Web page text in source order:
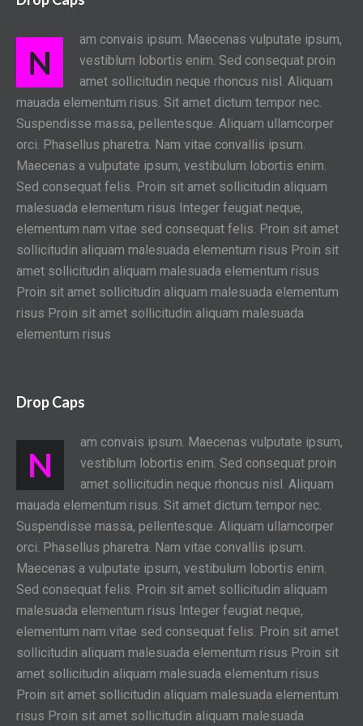
N
am convais ipsum. Maecenas vulputate ipsum,
vestiblum lobortis enim. Sed consequat proin
amet sollicitudin neque rhoncus nisl. Aliquam
mauada elementum risus. Sit amet dictum tempor nec.
Suspendisse massa, pellentesque. Aliquam ullamcorper
orci. Phasellus pharetra. Nam vitae convallis ipsum.
Maecenas a vulputate ipsum, vestibulum lobortis enim.
Sed consequat felis. Proin sit amet sollicitudin aliquam
malesuada elementum risus Integer feugiat neque,
elementum nam vitae sed consequat felis. Proin sit amet
sollicitudin aliquam malesuada elementum risus Proin sit
amet sollicitudin aliquam malesuada elementum risus
Proin sit amet sollicitudin aliquam malesuada elementum
risus Proin sit amet sollicitudin aliquam malesuada
elementum risus
Drop Caps
N
am convais ipsum. Maecenas vulputate ipsum,
vestiblum lobortis enim. Sed consequat proin
amet sollicitudin neque rhoncus nisl. Aliquam
mauada elementum risus. Sit amet dictum tempor nec.
Suspendisse massa, pellentesque. Aliquam ullamcorper
orci. Phasellus pharetra. Nam vitae convallis ipsum.
Maecenas a vulputate ipsum, vestibulum lobortis enim.
Sed consequat felis. Proin sit amet sollicitudin aliquam
malesuada elementum risus Integer feugiat neque,
elementum nam vitae sed consequat felis. Proin sit amet
sollicitudin aliquam malesuada elementum risus Proin sit
amet sollicitudin aliquam malesuada elementum risus
Proin sit amet sollicitudin aliquam malesuada elementum
risus Proin sit amet sollicitudin aliquam malesuada